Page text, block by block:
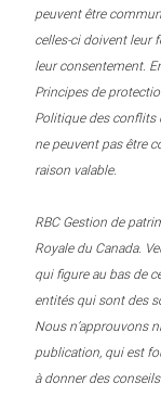
peuvent être
celles-ci doivent leur
leur consentement.
Principes de
Politique des conflits
ne peuvent pas être
raison valable.
RBC Gestion de
Royale du Canada.
qui figure au bas de
entités qui sont des
Nous n’approuvons
publication, qui est
à donner des conseils.